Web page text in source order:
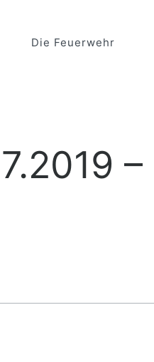
Die Feuerwehr